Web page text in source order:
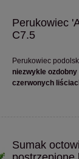
Perukowiec
C7.5
Perukowiec
niezwykle
czerwonych
Sumak